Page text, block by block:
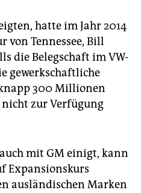
hatte im Jahr 2014
von Tennessee, Bill
die Belegschaft im VW-
gewerkschaftliche
300 Millionen
zur Verfügung
mit GM einigt, kann
Expansionskurs
ausländischen Marken